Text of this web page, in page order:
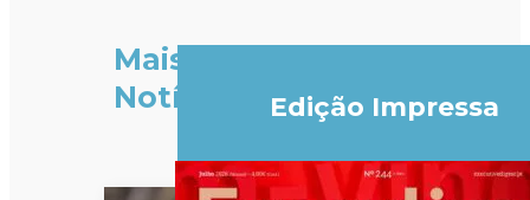
Mais
Notícias
Edição Impressa